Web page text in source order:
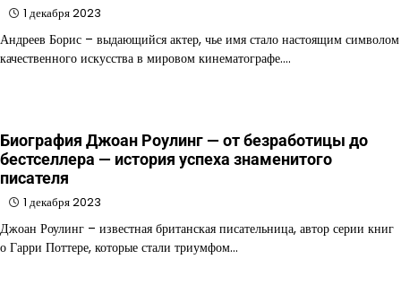
1 декабря 2023
Андреев Борис – выдающийся актер, чье имя стало настоящим символом
качественного искусства в мировом кинематографе.…
Биография Джоан Роулинг — от безработицы до
бестселлера — история успеха знаменитого
писателя
1 декабря 2023
Джоан Роулинг – известная британская писательница, автор серии книг
о Гарри Поттере, которые стали триумфом…